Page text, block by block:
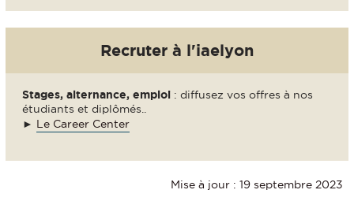
Recruter à l'iaelyon
Stages, alternance, emploi : diffusez vos offres à nos
étudiants et diplômés..
► Le Career Center
Mise à jour : 19 septembre 2023